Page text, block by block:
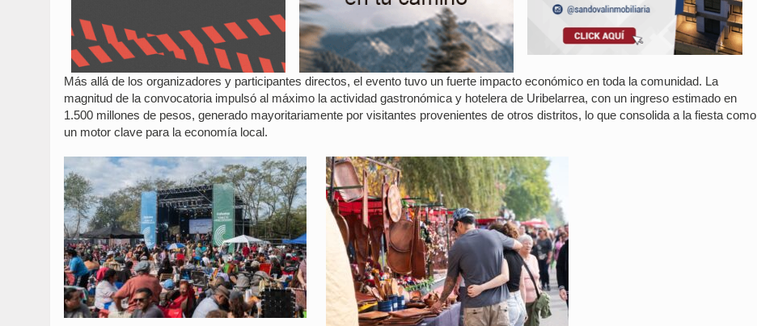
Más allá de los organizadores y participantes directos, el evento tuvo un fuerte impacto económico en toda la comunidad. La
magnitud de la convocatoria impulsó al máximo la actividad gastronómica y hotelera de Uribelarrea, con un ingreso estimado en
1.500 millones de pesos, generado mayoritariamente por visitantes provenientes de otros distritos, lo que consolida a la fiesta como
un motor clave para la economía local.